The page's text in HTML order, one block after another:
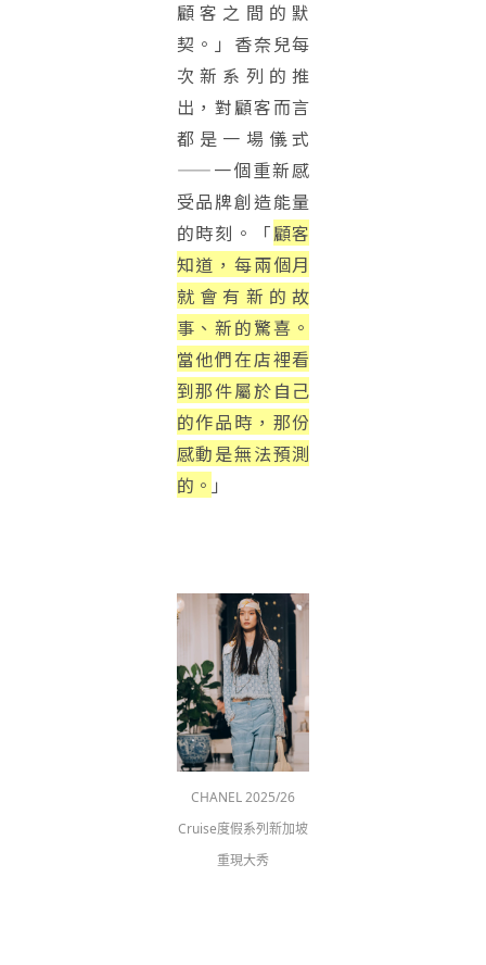
顧客之間的默
契。」香奈兒每
次新系列的推
出，對顧客而言
都是一場儀式
——一個重新感
受品牌創造能量
的時刻。「顧客
知道，每兩個月
就會有新的故
事、新的驚喜。
當他們在店裡看
到那件屬於自己
的作品時，那份
感動是無法預測
的。 」
CHANEL 2025/26
Cruise度假系列新加坡
重現大秀